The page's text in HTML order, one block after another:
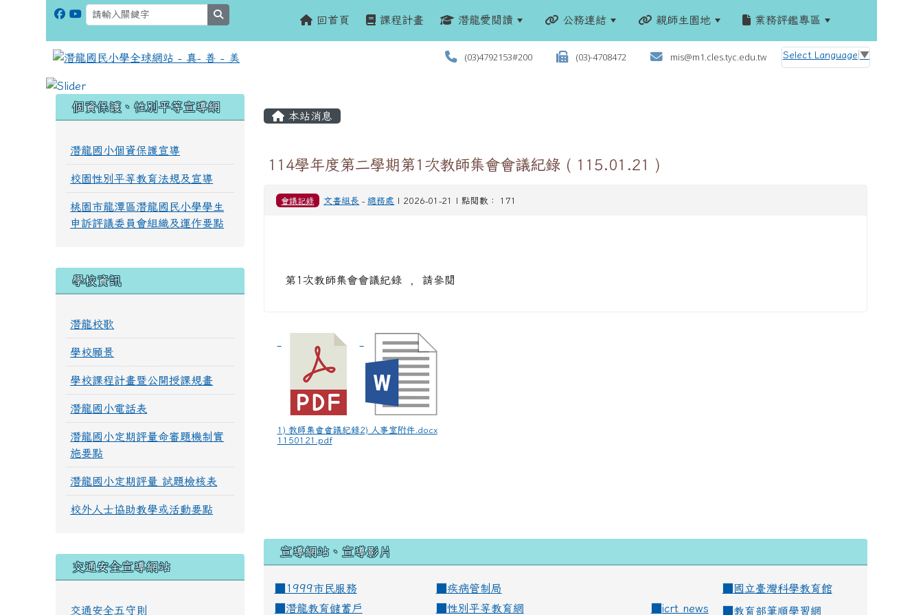
回首頁 課程計畫 潛龍愛閱讀 公務連結 親師生園地 業務評鑑專區
(03)4792153#200 (03)-4708472 mis@m1.cles.tyc.edu.tw Select Language ▼
本站消息
114學年度第二學期第1次教師集會會議紀錄 ( 115.01.21 )
會議記錄 文書組長 - 總務處 | 2026-01-21 | 點閱數： 171
第1次教師集會會議紀錄 , 請參閱
1) 教師集會會議紀錄
1150121.pdf
2) 人事室附件.docx
宣導網站、宣導影片
■1999市民服務 疾病管制局
國立臺灣科學教育館
潛龍教育儲蓄戶 性別平等教育網 icrt news
教育部筆順學習網
個資保護、性別平等宣導網
潛龍國小個資保護宣導
校園性別平等教育法規及宣導
桃園市龍潭區潛龍國民小學學生
申訴評議委員會組織及運作要點
學校資訊
潛龍校歌
學校願景
學校課程計畫暨公開授課規畫
潛龍國小電話表
潛龍國小定期評量命審題機制實
施要點
潛龍國小定期評量 試題檢核表
校外人士協助教學或活動要點
交通安全宣導網站
交通安全五守則